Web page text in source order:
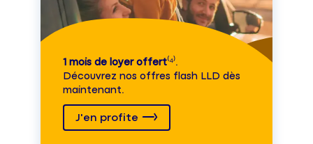
1 mois de loyer offert⁽⁴⁾.
Découvrez nos offres flash LLD dès
maintenant.
J'en profite